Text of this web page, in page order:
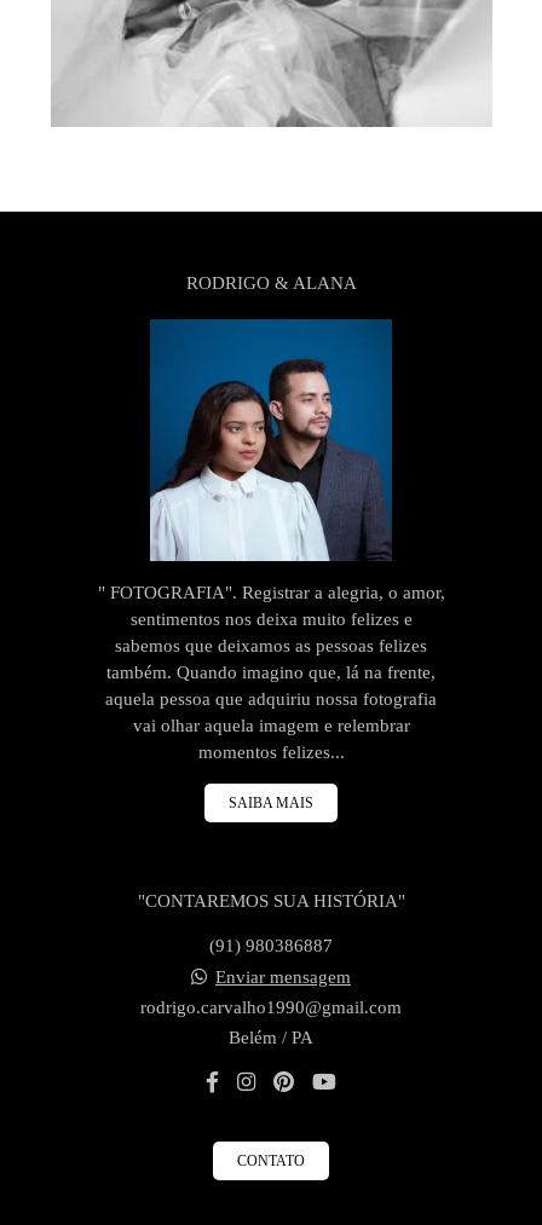
RODRIGO & ALANA
" FOTOGRAFIA". Registrar a alegria, o amor,
sentimentos nos deixa muito felizes e
sabemos que deixamos as pessoas felizes
também. Quando imagino que, lá na frente,
aquela pessoa que adquiriu nossa fotografia
vai olhar aquela imagem e relembrar
momentos felizes...
SAIBA MAIS
"CONTAREMOS SUA HISTÓRIA"
(91) 980386887
Enviar mensagem
rodrigo.carvalho1990@gmail.com
Belém / PA
CONTATO